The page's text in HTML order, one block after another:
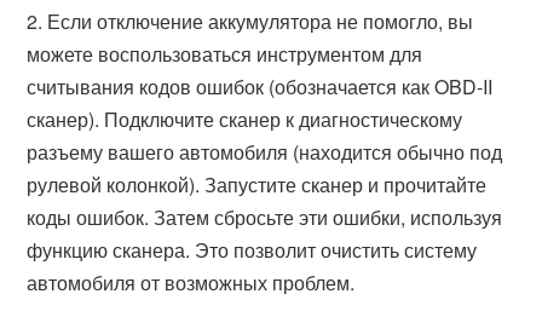
2. Если отключение аккумулятора не помогло, вы
можете воспользоваться инструментом для
считывания кодов ошибок (обозначается как OBD-II
сканер). Подключите сканер к диагностическому
разъему вашего автомобиля (находится обычно под
рулевой колонкой). Запустите сканер и прочитайте
коды ошибок. Затем сбросьте эти ошибки, используя
функцию сканера. Это позволит очистить систему
автомобиля от возможных проблем.